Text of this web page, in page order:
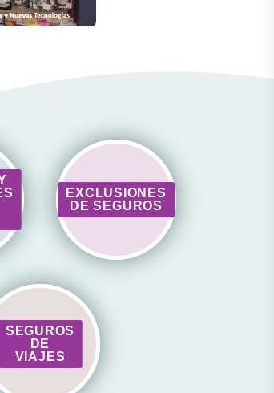
EXCLUSIONES
DE SEGUROS
SEGUROS
DE
VIAJES